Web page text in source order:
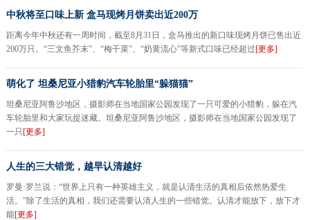
中秋将至口味上新 盒马现烤月饼卖出近200万
距离今年中秋还有一周时间，截至8月31日，盒马推出的新口味现烤月饼已售出近
200万只。“三文鱼芥末”、“梅干菜”、“奶黄流心”等新式口味已经超过[更多]
萌化了 坦桑尼亚小猎豹汽车轮胎里“躲猫猫”
坦桑尼亚阿鲁沙地区，摄影师在当地国家公园发现了一只可爱的小猎豹，躲在汽
车轮胎里和大家玩捉迷藏。坦桑尼亚阿鲁沙地区，摄影师在当地国家公园发现了
一只 [更多]
人生的三大错觉，越早认清越好
罗曼·罗兰说：“世界上只有一种英雄主义，就是认清生活的真相后依然热爱生
活。”除了生活的真相，我们还需要认清人生的一些错觉。认清才能放下，放下才
能[更多]